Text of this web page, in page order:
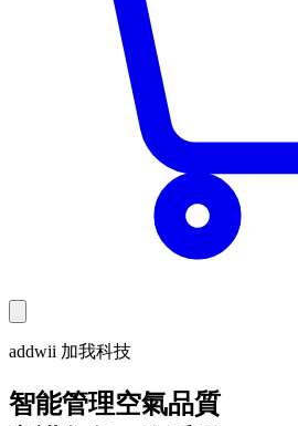
addwii 加我科技
智能管理空氣品質